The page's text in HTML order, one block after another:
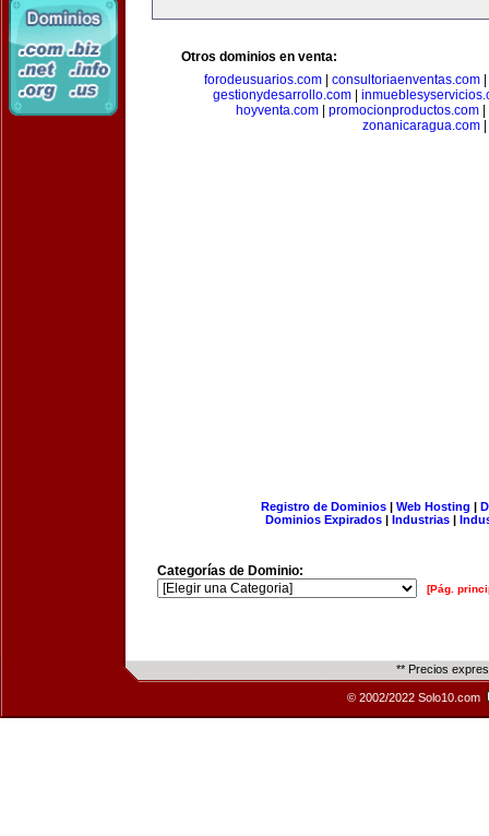
Otros dominios en venta:
forodeusuarios.com
consultoriaenventas.com
gestionydesarrollo.com
hoyventa.com| promocionproductos.com|
zonanicaragua.com
Registro de Dominios| Web Hosting |
Dominios Expirados | Industrias |
Categorías de Dominio:
[Pág.
** Precios
© 2002/2022 Solo10.com